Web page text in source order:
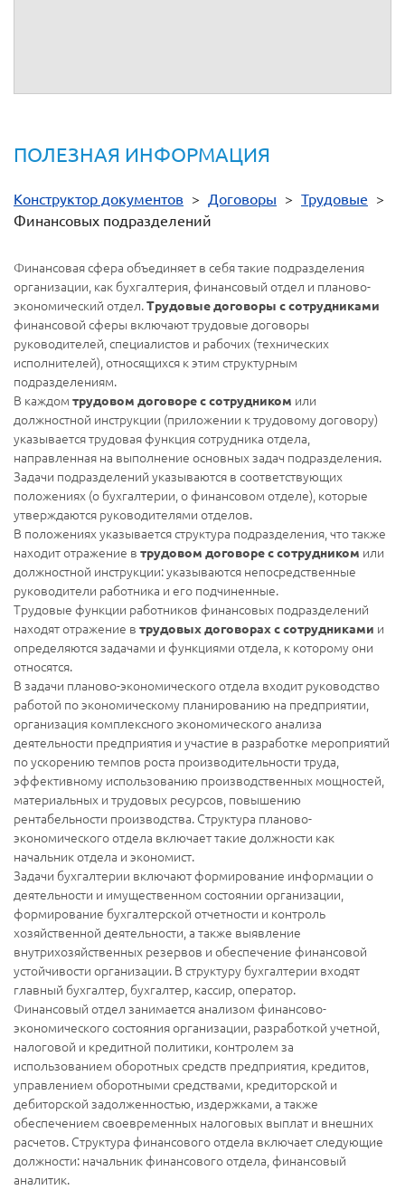
ПОЛЕЗНАЯ ИНФОРМАЦИЯ
Конструктор документов > Договоры > Трудовые >
Финансовых подразделений
Финансовая сфера объединяет в себя такие подразделения
организации, как бухгалтерия, финансовый отдел и планово-
экономический отдел.Трудовые договоры с сотрудниками
финансовой сферы включают трудовые договоры
руководителей, специалистов и рабочих (технических
исполнителей), относящихся к этим структурным
подразделениям.
В каждом трудовом договоре с сотрудником или
должностной инструкции (приложении к трудовому договору)
указывается трудовая функция сотрудника отдела,
направленная на выполнение основных задач подразделения.
Задачи подразделений указываются в соответствующих
положениях (о бухгалтерии, о финансовом отделе), которые
утверждаются руководителями отделов.
В положениях указывается структура подразделения, что также
находит отражение в трудовом договоре с сотрудником или
должностной инструкции: указываются непосредственные
руководители работника и его подчиненные.
Трудовые функции работников финансовых подразделений
находят отражение в трудовых договорах с сотрудниками и
определяются задачами и функциями отдела, к которому они
относятся.
В задачи планово-экономического отдела входит руководство
работой по экономическому планированию на предприятии,
организация комплексного экономического анализа
деятельности предприятия и участие в разработке мероприятий
по ускорению темпов роста производительности труда,
эффективному использованию производственных мощностей,
материальных и трудовых ресурсов, повышению
рентабельности производства. Структура планово-
экономического отдела включает такие должности как
начальник отдела и экономист.
Задачи бухгалтерии включают формирование информации о
деятельности и имущественном состоянии организации,
формирование бухгалтерской отчетности и контроль
хозяйственной деятельности, а также выявление
внутрихозяйственных резервов и обеспечение финансовой
устойчивости организации. В структуру бухгалтерии входят
главный бухгалтер, бухгалтер, кассир, оператор.
Финансовый отдел занимается анализом финансово-
экономического состояния организации, разработкой учетной,
налоговой и кредитной политики, контролем за
использованием оборотных средств предприятия, кредитов,
управлением оборотными средствами, кредиторской и
дебиторской задолженностью, издержками, а также
обеспечением своевременных налоговых выплат и внешних
расчетов. Структура финансового отдела включает следующие
должности: начальник финансового отдела, финансовый
аналитик.